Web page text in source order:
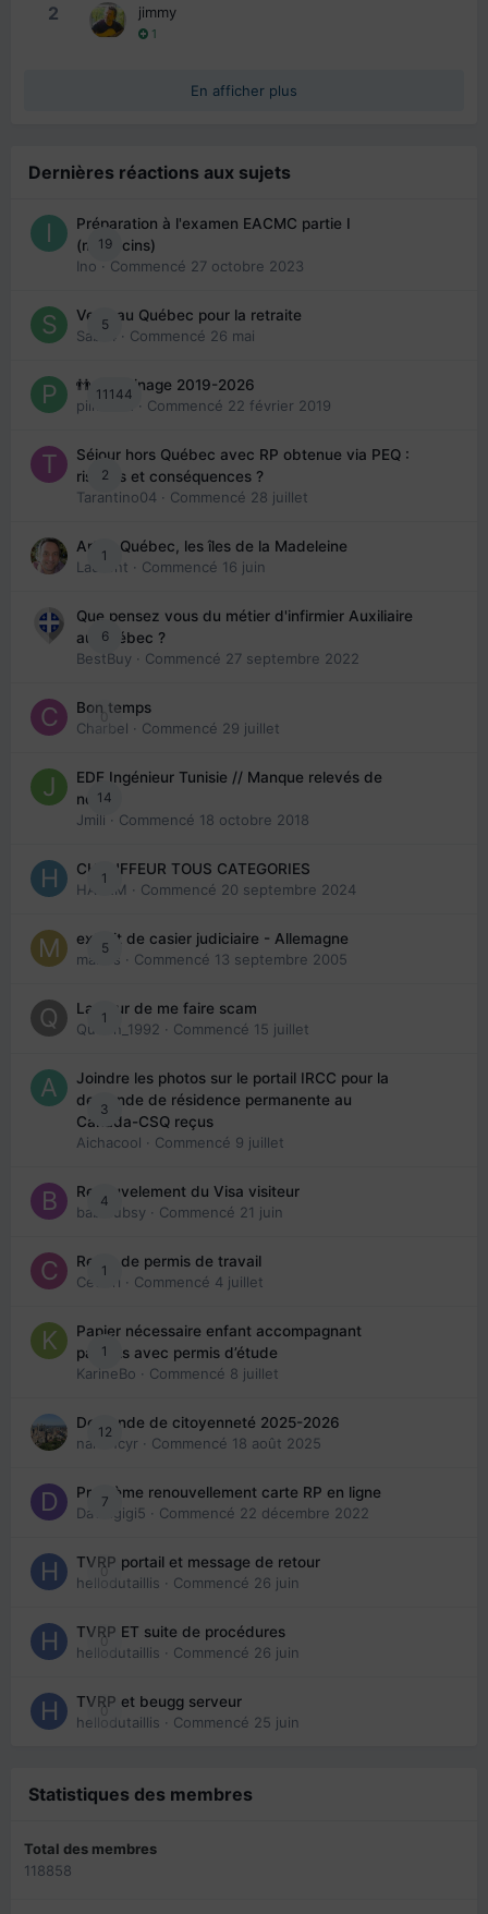
2 jimmy
1
En afficher plus
Dernières réactions aux sujets
19
Préparation à l'examen EACMC partie I
(médecins)
Ino · Commencé 27 octobre 2023
5
Venir au Québec pour la retraite
Sab74
· Commencé 26 mai
11144
👬 Parrainage 2019-2026
piinoush
· Commencé 22 février 2019
2
Séjour hors Québec avec RP obtenue via PEQ :
risques et conséquences ?
Tarantino04 · Commencé 28 juillet
1
Arte : Québec, les îles de la Madeleine
Laurent · Commencé 16 juin
6
Que pensez vous du métier d'infirmier Auxiliaire
au Québec ?
BestBuy · Commencé 27 septembre 2022
0
Bon temps
Charbel · Commencé 29 juillet
14
EDE Ingénieur Tunisie // Manque relevés de
note
Jmili · Commencé 18 octobre 2018
1
CHAUFFEUR TOUS CATEGORIES
HAZEM · Commencé 20 septembre 2024
5
extrait de casier judiciaire - Allemagne
maries · Commencé 13 septembre 2005
1
La peur de me faire scam
Queen_1992 · Commencé 15 juillet
3
Joindre les photos sur le portail IRCC pour la
demande de résidence permanente au
Canada-CSQ reçus
Aichacool · Commencé 9 juillet
4
Renouvelement du Visa visiteur
babibubsy · Commencé 21 juin
1
Refus de permis de travail
Cedbri · Commencé 4 juillet
1
Papier nécessaire enfant accompagnant
parents avec permis d’étude
KarineBo · Commencé 8 juillet
12
Demande de citoyenneté 2025-2026
nanancyr · Commencé 18 août 2025
7
Problème renouvellement carte RP en ligne
Davidgigi5 · Commencé 22 décembre 2022
0
TVRP portail et message de retour
hellodutaillis · Commencé 26 juin
0
TVRP ET suite de procédures
hellodutaillis · Commencé 26 juin
0
TVRP et beugg serveur
hellodutaillis · Commencé 25 juin
Statistiques des membres
Total des membres
118858